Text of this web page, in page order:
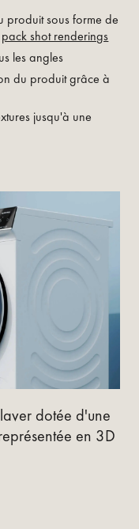
produit sous forme de
pack shot renderings
les angles
du produit grâce à
jusqu'à une
dotée d'une
en 3D